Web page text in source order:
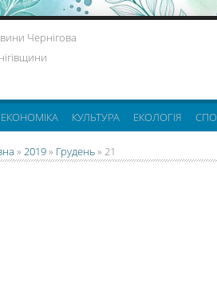
Чернігова
ЕКОНОМІКА КУЛЬТУРА ЕКОЛОГІЯ
» 2019» Грудень» 21